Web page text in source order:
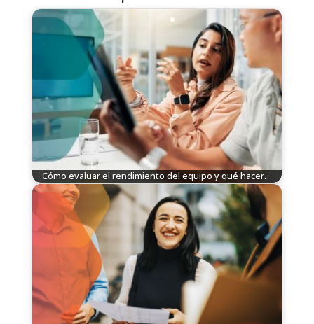
Cómo evaluar el rendimiento del equipo y qué hacer…